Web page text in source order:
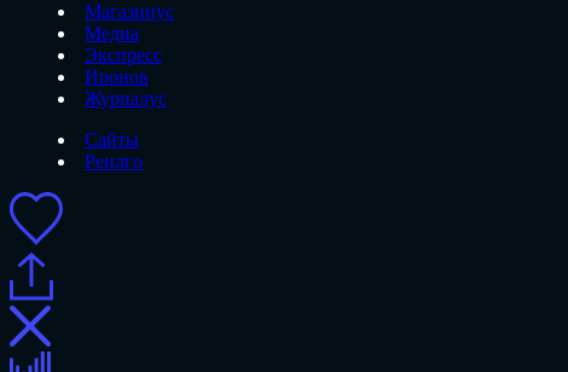
Магазинус
Медиа
Экспресс
Иронов
Журналус
Сайты
Реилго